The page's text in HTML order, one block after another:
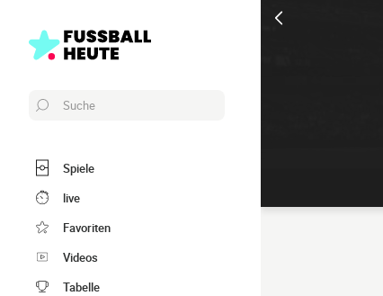
Suche
Spiele
live
Favoriten
Videos
Tabelle